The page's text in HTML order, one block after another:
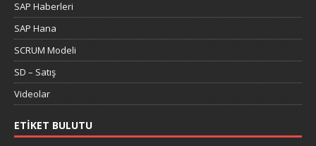
SAP Haberleri
SAP Hana
SCRUM Modeli
SD – Satış
Videolar
ETIKET BULUTU